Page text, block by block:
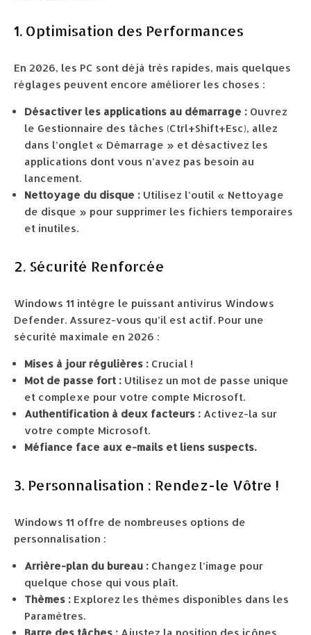
1. Optimisation des Performances
En 2026, les PC sont déjà très rapides, mais quelques
réglages peuvent encore améliorer les choses :
Désactiver les applications au démarrage : Ouvrez
le Gestionnaire des tâches (Ctrl+Shift+Esc), allez
dans l’onglet « Démarrage » et désactivez les
applications dont vous n’avez pas besoin au
lancement.
Nettoyage du disque : Utilisez l’outil « Nettoyage
de disque » pour supprimer les fichiers temporaires
et inutiles.
2. Sécurité Renforcée
Windows 11 intègre le puissant antivirus Windows
Defender. Assurez-vous qu’il est actif. Pour une
sécurité maximale en 2026 :
Mises à jour régulières : Crucial !
Mot de passe fort : Utilisez un mot de passe unique
et complexe pour votre compte Microsoft.
Authentification à deux facteurs : Activez-la sur
votre compte Microsoft.
Méfiance face aux e-mails et liens suspects.
3. Personnalisation : Rendez-le Vôtre !
Windows 11 offre de nombreuses options de
personnalisation :
Arrière-plan du bureau : Changez l’image pour
quelque chose qui vous plaît.
Thèmes : Explorez les thèmes disponibles dans les
Paramètres.